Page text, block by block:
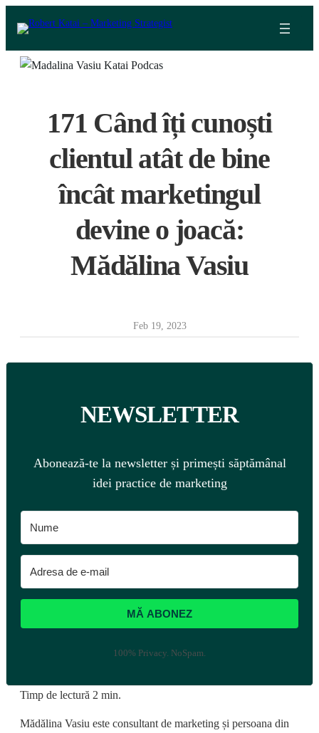
content
171 Când îți cunoști
clientul atât de bine
încât marketingul
devine o joacă:
Mădălina Vasiu
Feb 19, 2023
NEWSLETTER
Abonează-te la newsletter și primești săptămânal
idei practice de marketing
MĂ ABONEZ
100% Privacy. NoSpam.
Timp de lectură 2 min.
Mădălina Vasiu este consultant de marketing și persoana din